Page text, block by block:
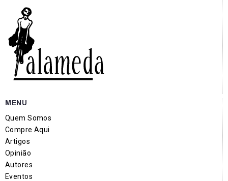
MENU
Quem Somos
Compre Aqui
Artigos
Opinião
Autores
Eventos